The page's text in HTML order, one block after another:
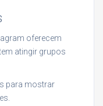
oferecem
atingir grupos
para mostrar